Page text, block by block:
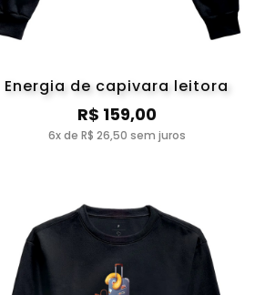
Energia de capivara leitora
R$ 159,00
6x de R$ 26,50 sem juros